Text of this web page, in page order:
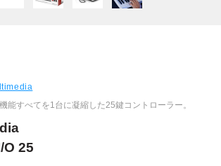
能すべてを1台に凝縮した25鍵コントローラー。
25